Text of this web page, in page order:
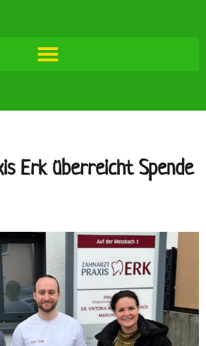
Erk überreicht Spende